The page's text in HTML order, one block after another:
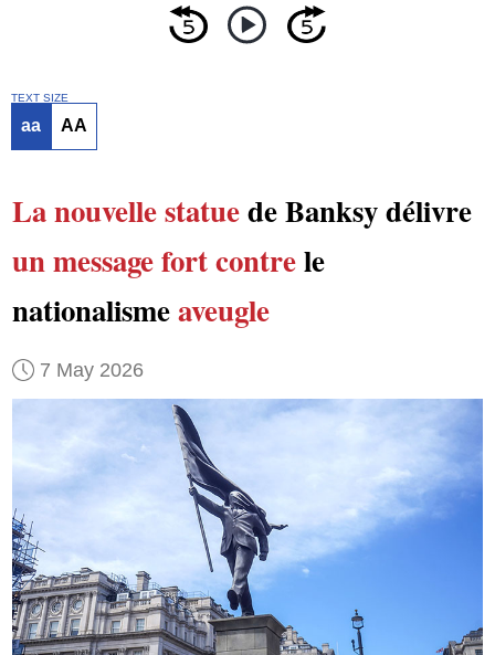
TEXT SIZE
aa AA
La nouvelle statuede Banksy délivre
un message fortcontrele
nationalismeaveugle
7 May 2026